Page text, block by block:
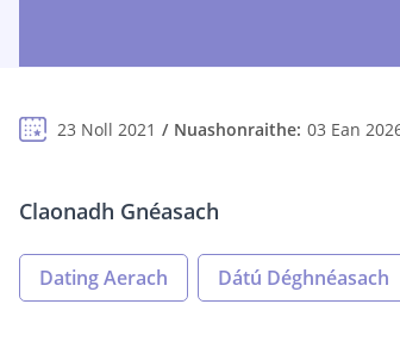
23 Noll 2021 Nuashonraithe: 03 Ean
Claonadh Gnéasach
Dating Aerach Dátú Déghnéasach